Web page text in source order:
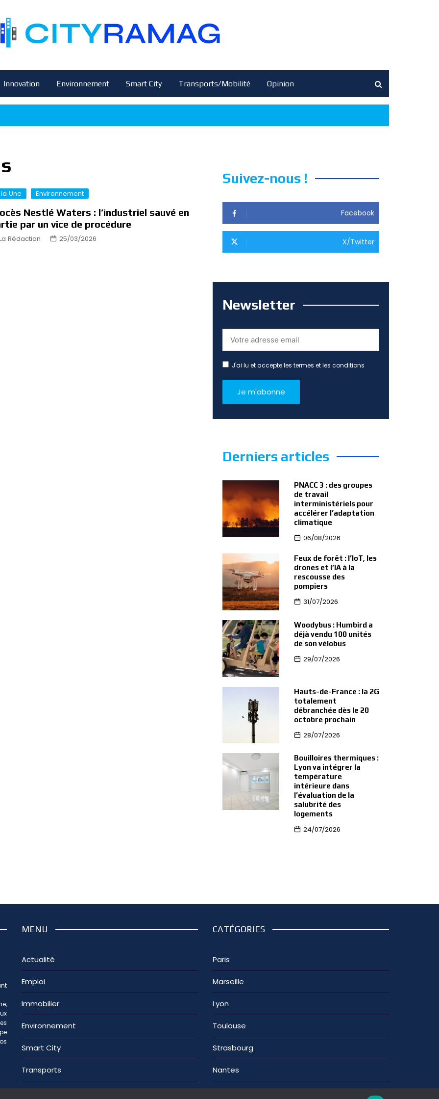
Innovation Environnement Smart City Transports/Mobilité Opinion
Une Environnement
Nestlé Waters : l’industriel sauvé en
par un vice de procédure
Rédaction 25/03/2026
Suivez-nous !
Facebook
X/Twitter
Newsletter
J'ai lu et accepte les termes et les conditions
Derniers articles
PNACC 3 : des groupes
de travail
interministériels pour
accélérer l’adaptation
climatique
06/08/2026
Feux de forêt : l’IoT, les
drones et l’IA à la
rescousse des
pompiers
31/07/2026
Woodybus : Humbird a
déjà vendu 100 unités
de son vélobus
29/07/2026
Hauts-de-France : la 2G
totalement
débranchée dès le 20
octobre prochain
28/07/2026
Bouilloires thermiques :
Lyon va intégrer la
température
intérieure dans
l’évaluation de la
salubrité des
logements
24/07/2026
MENU
Actualité
Emploi
Immobilier
Environnement
Smart City
Transports
CATÉGORIES
Paris
Marseille
Lyon
Toulouse
Strasbourg
Nantes